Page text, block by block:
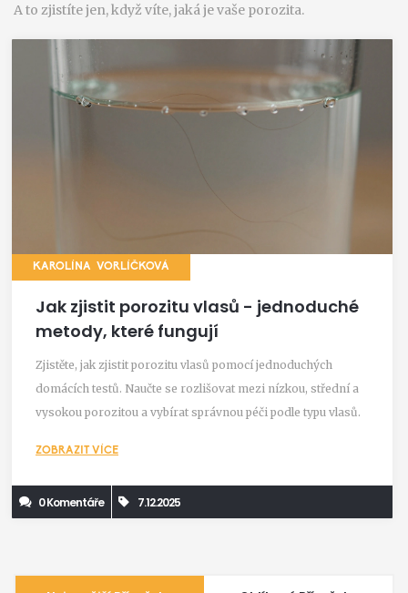
A to zjistíte jen, když víte, jaká je vaše porozita.
KAROLÍNA VORLÍČKOVÁ
Jak zjistit porozitu vlasů - jednoduché
metody, které fungují
Zjistěte, jak zjistit porozitu vlasů pomocí jednoduchých
domácích testů. Naučte se rozlišovat mezi nízkou, střední a
vysokou porozitou a vybírat správnou péči podle typu vlasů.
ZOBRAZIT VÍCE
0 Komentáře 7.12.2025